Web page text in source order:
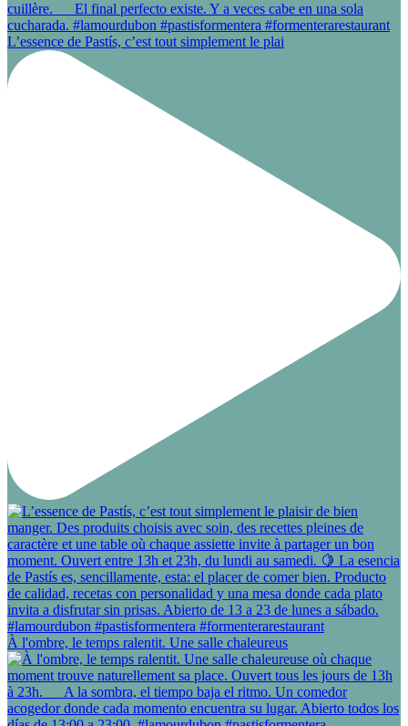
L’essence de Pastís, c’est tout simplement le plai
À l'ombre, le temps ralentit. Une salle chaleureus